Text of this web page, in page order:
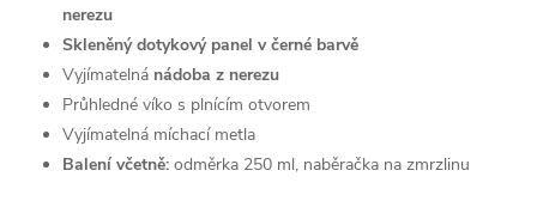
nerezu
Skleněný dotykový panel v černé barvě
Vyjímatelná nádoba z nerezu
Průhledné víko s plnícím otvorem
Vyjímatelná míchací metla
Balení včetně: odměrka 250 ml, naběračka na zmrzlinu